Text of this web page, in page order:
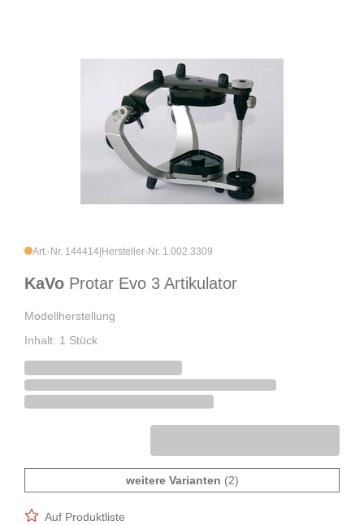
Art.-Nr. 144414 Hersteller-Nr. 1.002.3309
KaVo Protar Evo 3 Artikulator
Modellherstellung
Inhalt: 1 Stück
weitere Varianten (2)
Auf Produktliste